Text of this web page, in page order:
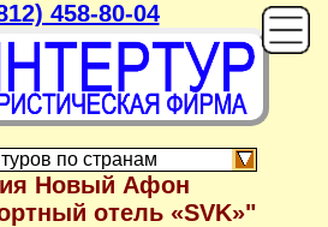
458-80-04
по странам
Новый Афон
отель «SVK»"